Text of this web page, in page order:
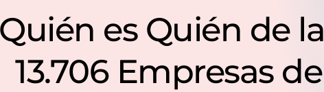
es Quién de
13.706 Empresas